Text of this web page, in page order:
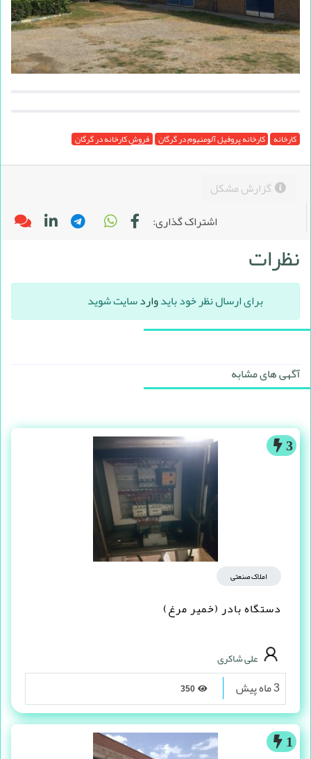
کارخانه کارخانه پروفیل آلومنیوم در گرگان فروش کارخانه در گرگان
گزارش مشکل
اشتراک گذاری:
نظرات
برای ارسال نظر خود بایدواردسایت شوید
آگهی های مشابه
3
املاک صنعتی
دستگاه بادر (خمیر مرغ)
علی شاکری
3 ماه پیش
1